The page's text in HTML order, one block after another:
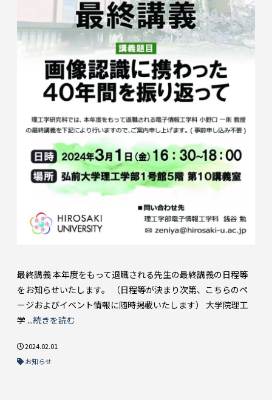
最終講義 本年度をもって退職される先生の最終講義の日程等
をお知らせいたします。 （日程等が決まり次第、こちらのペ
ージおよびイベント情報に随時掲載いたします） 大学院理工
学 ...続きを読む
2024.02.01
お知らせ